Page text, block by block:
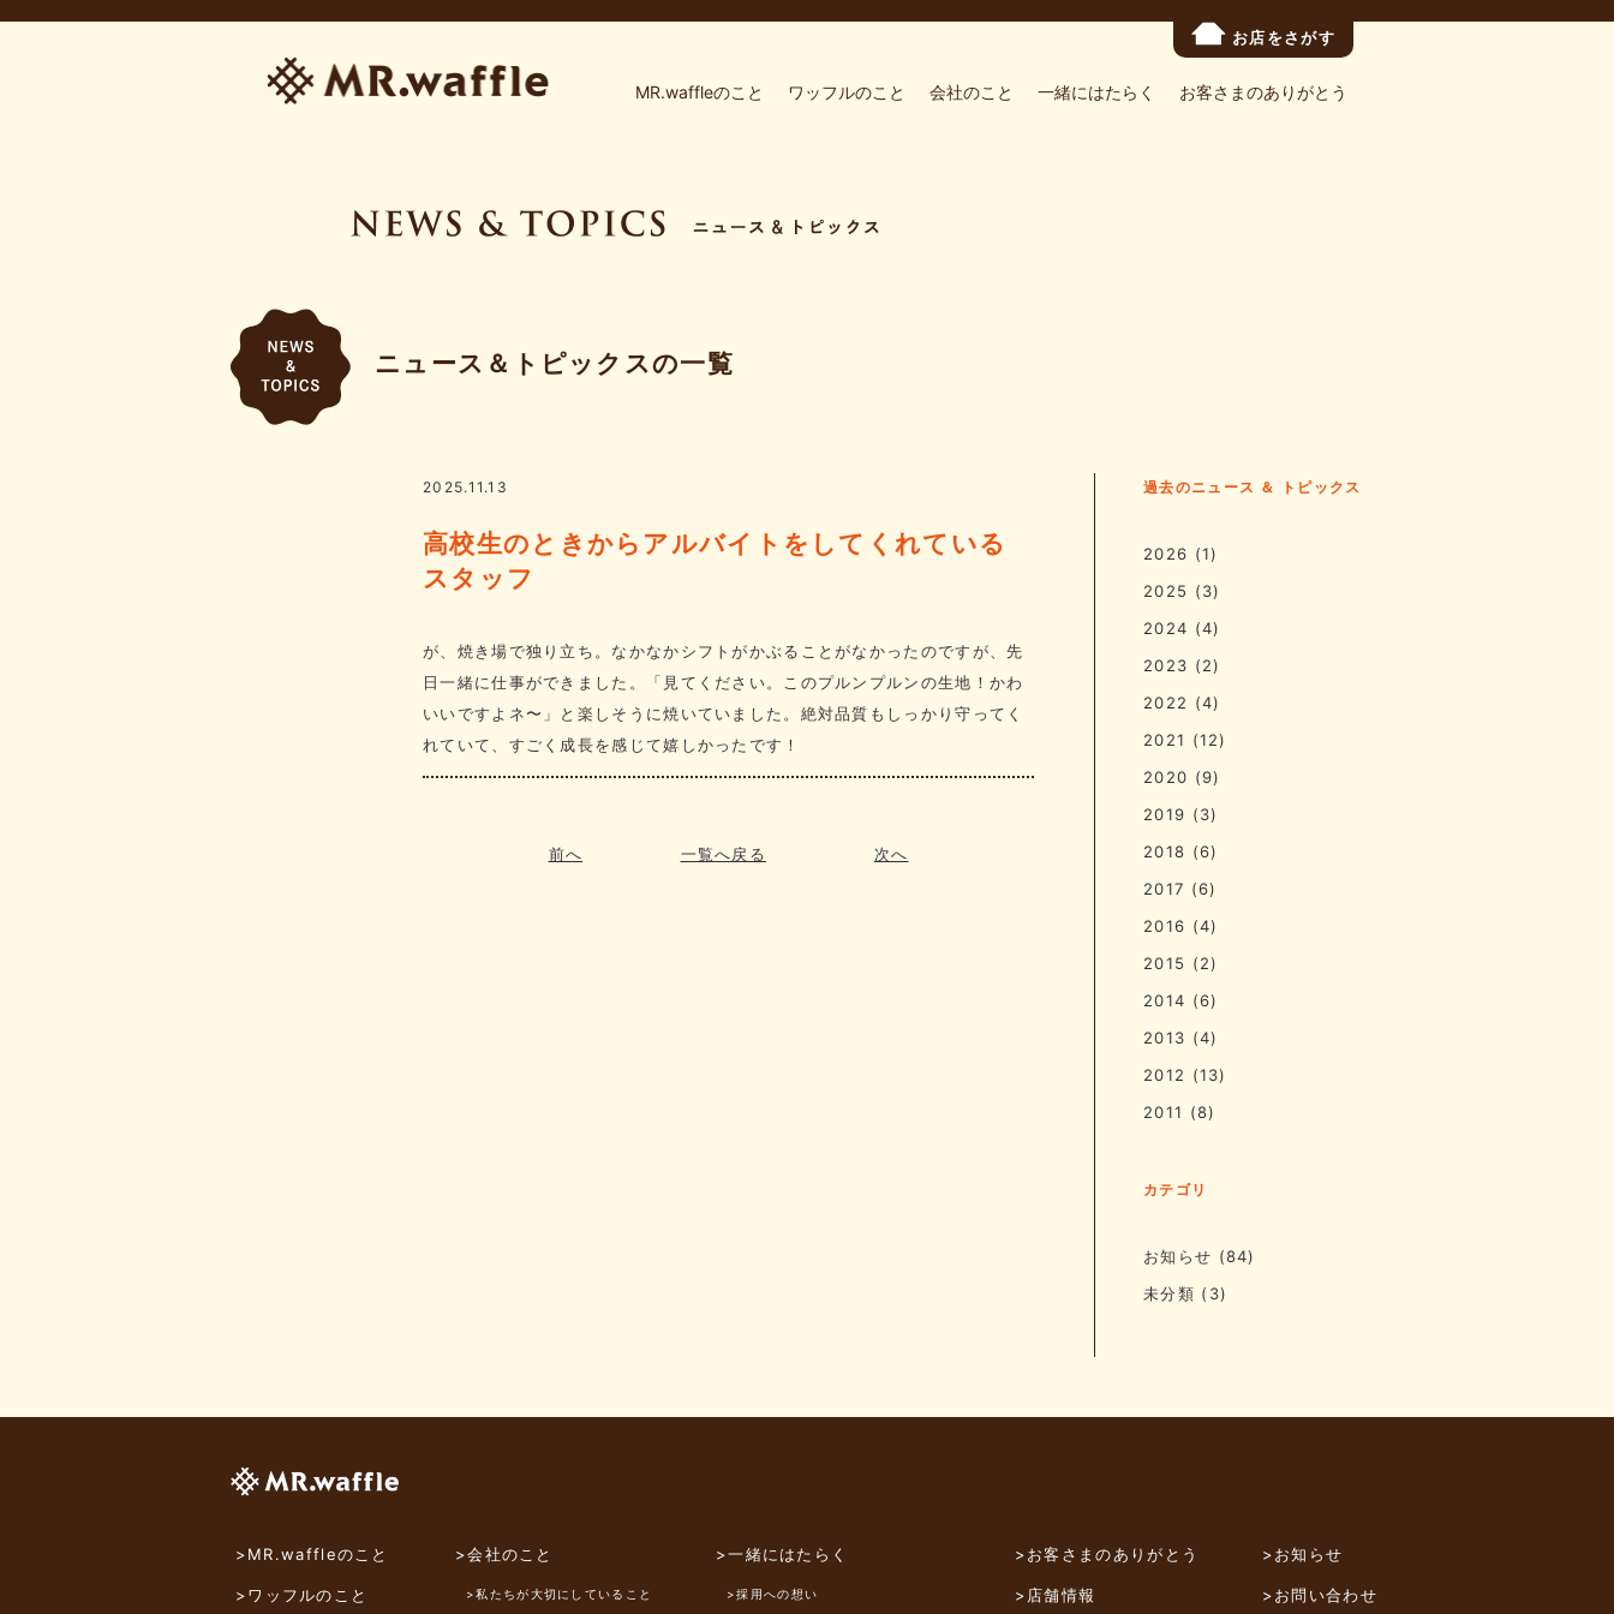
お店をさがす
MR.waffleのこと ワッフルのこと 会社のこと 一緒にはたらく お客さまのありがとう
ニュース＆トピックスの一覧
2025.11.13
高校生のときからアルバイトをしてくれている
スタッフ
が、焼き場で独り立ち。なかなかシフトがかぶることがなかったのですが、先
日一緒に仕事ができました。「見てください。このプルンプルンの生地！かわ
いいですよネ〜」と楽しそうに焼いていました。絶対品質もしっかり守ってく
れていて、すごく成長を感じて嬉しかったです！
前へ 一覧へ戻る 次へ
過去のニュース ＆ トピックス
2026 (1)
2025 (3)
2024 (4)
2023 (2)
2022 (4)
2021 (12)
2020 (9)
2019 (3)
2018 (6)
2017 (6)
2016 (4)
2015 (2)
2014 (6)
2013 (4)
2012 (13)
2011 (8)
カテゴリ
お知らせ (84)
未分類 (3)
>MR.waffleのこと
>ワッフルのこと
>会社のこと
>私たちが大切にしていること
>一緒にはたらく
>採用への想い
>お客さまのありがとう
>店舗情報
>お知らせ
>お問い合わせ